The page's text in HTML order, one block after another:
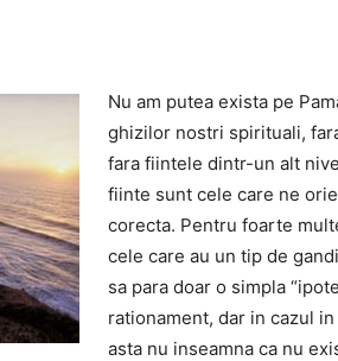
Nu am putea exista pe
ghizilor nostri spirituali,
fara fiintele dintr-un alt
fiinte sunt cele care ne
corecta. Pentru foarte
cele care au un tip de
sa para doar o simpla
rationament, dar in cazul
asta nu inseamna ca nu